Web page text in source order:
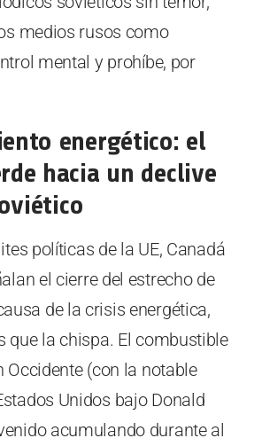
medios rusos como
mental y prohíbe, por
energético: el
hacia un declive
políticas de la UE, Canadá
el cierre del estrecho de
de la crisis energética,
que la chispa. El combustible
Occidente (con la notable
Unidos bajo Donald
acumulando durante al